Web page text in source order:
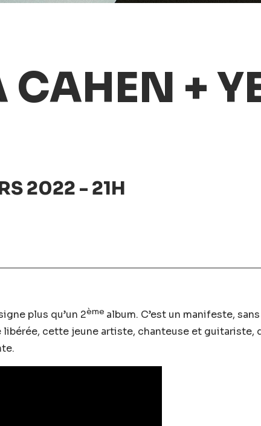
CAHEN +
2022 - 21H
plus qu’un 2ème album. C’est un manifeste,
libérée, cette jeune artiste, chanteuse et